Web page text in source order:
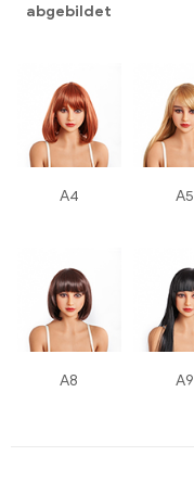
abgebildet
A4 A5
A8 A9